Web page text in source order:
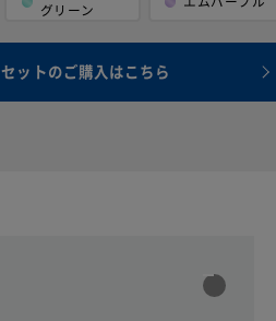
グリーン
セットのご購入はこちら